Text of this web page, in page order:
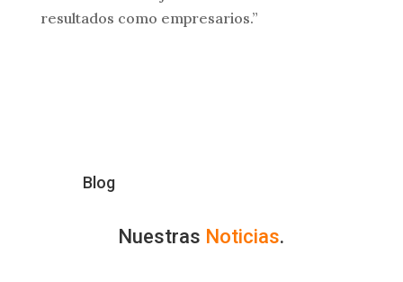
resultados como empresarios.”
Blog
Nuestras Noticias.